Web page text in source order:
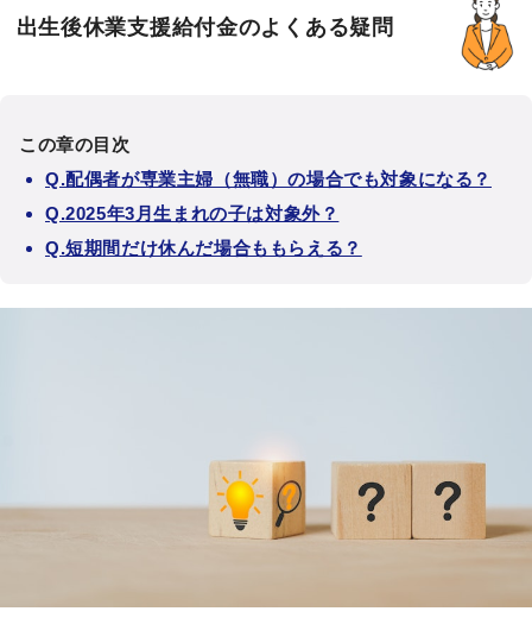
出生後休業支援給付金のよくある疑問
この章の目次
Q.配偶者が専業主婦（無職）の場合でも対象になる？
Q.2025年3月生まれの子は対象外？
Q.短期間だけ休んだ場合ももらえる？